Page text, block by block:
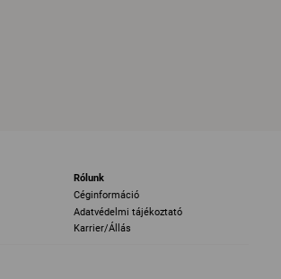
Rólunk
Céginformáció
Adatvédelmi tájékoztató
Karrier/Állás